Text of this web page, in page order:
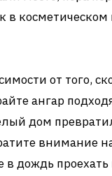
в
от того,
ангар
дом
внимание
дождь